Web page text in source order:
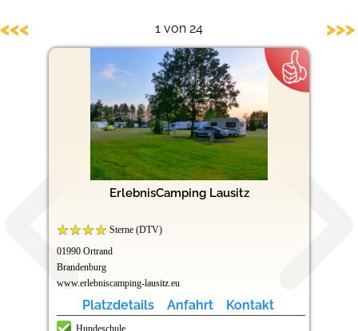
ErlebnisCamping Lausitz
Sterne (DTV)
01990 Ortrand
Brandenburg
www.erlebniscamping-lausitz.eu
Platzdetails Anfahrt Kontakt
Hundeschule
1 von 24
<<< >>>